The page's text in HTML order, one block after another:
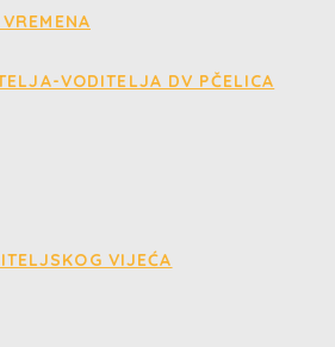
VODITELJA DV PČELICA
VIJEĆA